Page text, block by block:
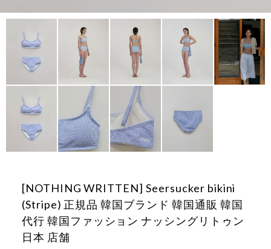
[NOTHING WRITTEN] Seersucker bikini
(Stripe) 正規品 韓国ブランド 韓国通販 韓国
代行 韓国ファッション ナッシングリトゥン
日本 店舗